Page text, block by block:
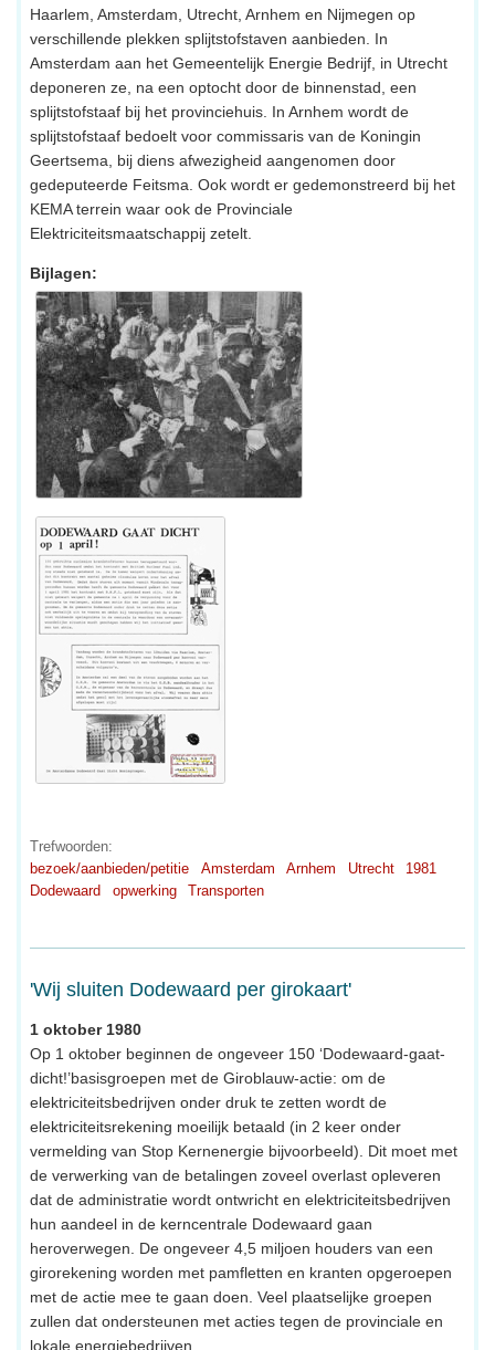
Haarlem, Amsterdam, Utrecht, Arnhem en Nijmegen op
verschillende plekken splijtstofstaven aanbieden. In
Amsterdam aan het Gemeentelijk Energie Bedrijf, in Utrecht
deponeren ze, na een optocht door de binnenstad, een
splijtstofstaaf bij het provinciehuis. In Arnhem wordt de
splijtstofstaaf bedoelt voor commissaris van de Koningin
Geertsema, bij diens afwezigheid aangenomen door
gedeputeerde Feitsma. Ook wordt er gedemonstreerd bij het
KEMA terrein waar ook de Provinciale
Elektriciteitsmaatschappij zetelt.
Bijlagen:
Trefwoorden:
bezoek/aanbieden/petitie
Amsterdam Arnhem Utrecht
1981
Dodewaard
opwerking Transporten
'Wij sluiten Dodewaard per girokaart'
1 oktober 1980
Op 1 oktober beginnen de ongeveer 150 ‘Dodewaard-gaat-
dicht!’basisgroepen met de Giroblauw-actie: om de
elektriciteitsbedrijven onder druk te zetten wordt de
elektriciteitsrekening moeilijk betaald (in 2 keer onder
vermelding van Stop Kernenergie bijvoorbeeld). Dit moet met
de verwerking van de betalingen zoveel overlast opleveren
dat de administratie wordt ontwricht en elektriciteitsbedrijven
hun aandeel in de kerncentrale Dodewaard gaan
heroverwegen. De ongeveer 4,5 miljoen houders van een
girorekening worden met pamfletten en kranten opgeroepen
met de actie mee te gaan doen. Veel plaatselijke groepen
zullen dat ondersteunen met acties tegen de provinciale en
lokale energiebedrijven.